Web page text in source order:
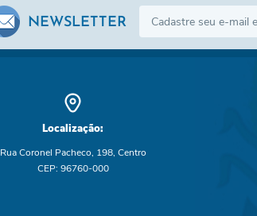
NEWSLETTER
Localização:
Rua Coronel Pacheco, 198, Centro
CEP: 96760-000